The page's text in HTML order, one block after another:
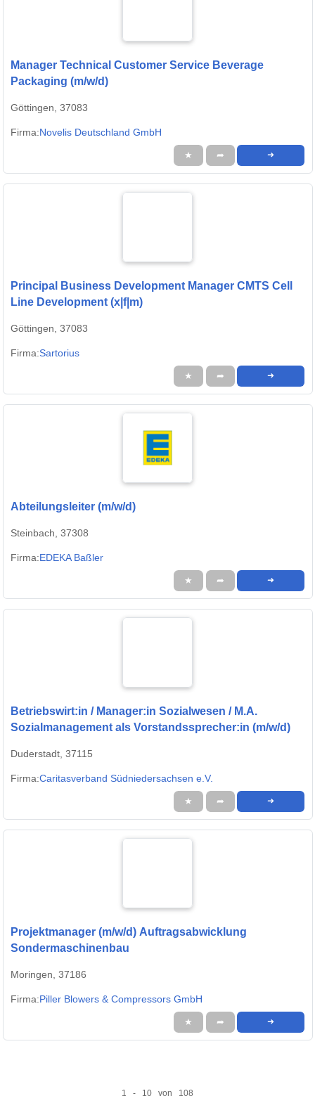
Manager Technical Customer Service Beverage
Packaging (m/w/d)
Göttingen, 37083
Firma:Novelis Deutschland GmbH
★ ➦ ➜
Principal Business Development Manager CMTS Cell
Line Development (x|f|m)
Göttingen, 37083
Firma:Sartorius
★ ➦ ➜
Abteilungsleiter (m/w/d)
Steinbach, 37308
Firma:EDEKA Baßler
★ ➦ ➜
Betriebswirt:in / Manager:in Sozialwesen / M.A.
Sozialmanagement als Vorstandssprecher:in (m/w/d)
Duderstadt, 37115
Firma:Caritasverband Südniedersachsen e.V.
★ ➦ ➜
Projektmanager (m/w/d) Auftragsabwicklung
Sondermaschinenbau
Moringen, 37186
Firma:Piller Blowers & Compressors GmbH
★ ➦ ➜
1 - 10 von 108